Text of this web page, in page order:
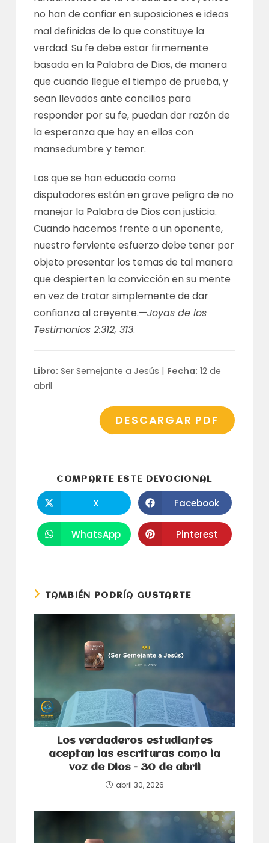
no han de confiar en suposiciones e ideas
mal definidas de lo que constituye la
verdad. Su fe debe estar firmemente
basada en la Palabra de Dios, de manera
que cuando llegue el tiempo de prueba, y
sean llevados ante concilios para
responder por su fe, puedan dar razón de
la esperanza que hay en ellos con
mansedumbre y temor.
Los que se han educado como
disputadores están en grave peligro de no
manejar la Palabra de Dios con justicia.
Cuando hacemos frente a un oponente,
nuestro ferviente esfuerzo debe tener por
objeto presentar los temas de tal manera
que despierten la convicción en su mente
en vez de tratar simplemente de dar
confianza al creyente.—Joyas de los
Testimonios 2:312, 313.
Libro: Ser Semejante a Jesús | Fecha: 12 de
abril
DESCARGAR PDF
COMPARTE ESTE DEVOCIONAL
abre
en
una
nueva
ventana
X Se
abre
en
una
nueva
ventana
Facebook
Se
abre
WhatsApp Se
abre
Pinterest
TAMBIÉN PODRÍA GUSTARTE
Los verdaderos estudiantes
aceptan las escrituras como la
voz de Dios – 30 de abril
abril 30, 2026